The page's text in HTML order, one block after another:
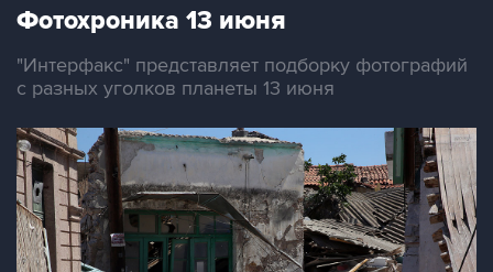
Фотохроника 13 июня
"Интерфакс" представляет подборку фотографий
с разных уголков планеты 13 июня